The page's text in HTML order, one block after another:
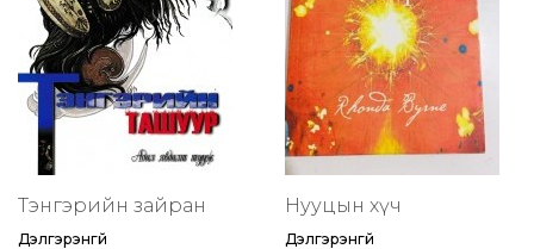
Тэнгэрийн зайран
Дэлгэрэнгүй
Нууцын хүч
Дэлгэрэнгүй